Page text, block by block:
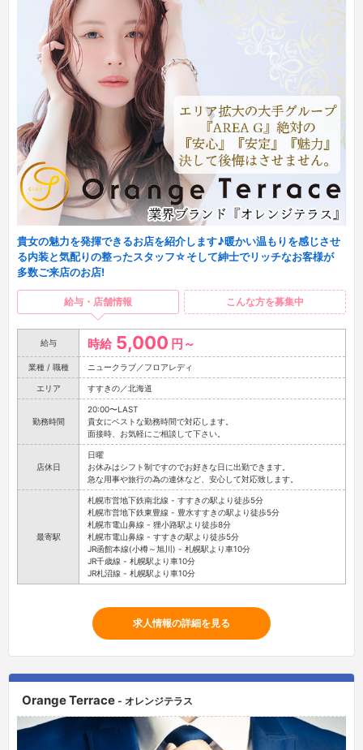
貴女の魅力を発揮できるお店を紹介します♪暖かい温もりを感じさせ
る内装と気配りの整ったスタッフ☆そして紳士でリッチなお客様が
多数ご来店のお店!
給与・店舗情報 こんな方を募集中
給与 時給 5,000 円～
業種 / 職種 ニュークラブ／フロアレディ
エリア すすきの／北海道
勤務時間
20:00〜LAST
貴女にベストな勤務時間で対応します。
面接時、お気軽にご相談して下さい。
店休日
日曜
お休みはシフト制ですのでお好きな日に出勤できます。
急な用事や旅行の為の連休など、安心して対応致します。
最寄駅
札幌市営地下鉄南北線 - すすきの駅より徒歩5分
札幌市営地下鉄東豊線 - 豊水すすきの駅より徒歩5分
札幌市電山鼻線 - 狸小路駅より徒歩8分
札幌市電山鼻線 - すすきの駅より徒歩5分
JR函館本線(小樽～旭川) - 札幌駅より車10分
JR千歳線 - 札幌駅より車10分
JR札沼線 - 札幌駅より車10分
求人情報の詳細を見る
Orange Terrace - オレンジテラス